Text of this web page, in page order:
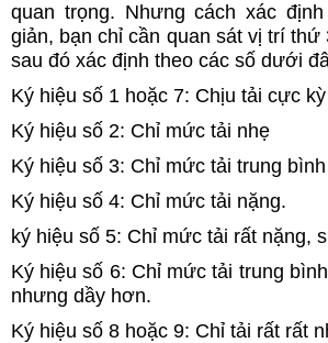
quan trọng. Nhưng cách xác
giản, bạn chỉ cần quan sát vị trí thứ
sau đó xác định theo các số dưới
Ký hiệu số 1 hoặc 7: Chịu tải cực
Ký hiệu số 2: Chỉ mức tải nhẹ
Ký hiệu số 3: Chỉ mức tải trung bình
Ký hiệu số 4: Chỉ mức tải nặng.
ký hiệu số 5: Chỉ mức tải rất nặng,
Ký hiệu số 6: Chỉ mức tải trung
nhưng dầy hơn.
Ký hiệu số 8 hoặc 9: Chỉ tải rất rất